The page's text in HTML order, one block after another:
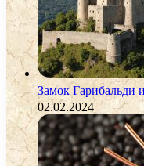
Замок Гарибальди
02.02.2024